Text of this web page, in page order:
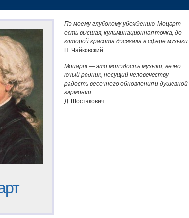
По моему глубокому убеждению, Моцарт
есть высшая, кульминационная точка, до
которой красота досягала в сфере музыки.
П. Чайковский
Моцарт — это молодость музыки, вечно
юный родник, несущий человечеству
радость весеннего обновления и душевной
гармонии.
Д. Шостакович